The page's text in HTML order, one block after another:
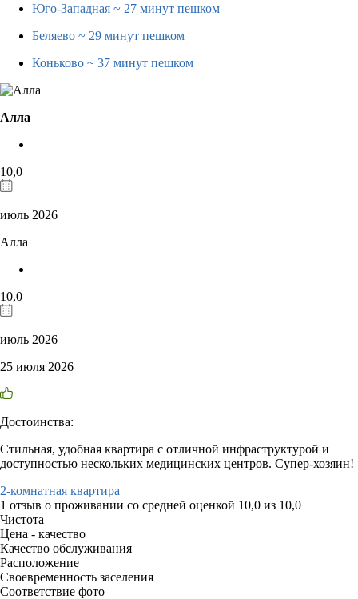
Юго-Западная ~ 27 минут пешком
Беляево ~ 29 минут пешком
Коньково ~ 37 минут пешком
Алла
10,0
июль 2026
Алла
10,0
июль 2026
25 июля 2026
Достоинства:
Стильная, удобная квартира с отличной инфраструктурой и
доступностью нескольких медицинских центров. Супер-хозяин!
2-комнатная квартира
1 отзыв о проживании со средней оценкой 10,0 из 10,0
Чистота
Цена - качество
Качество обслуживания
Расположение
Своевременность заселения
Соответствие фото